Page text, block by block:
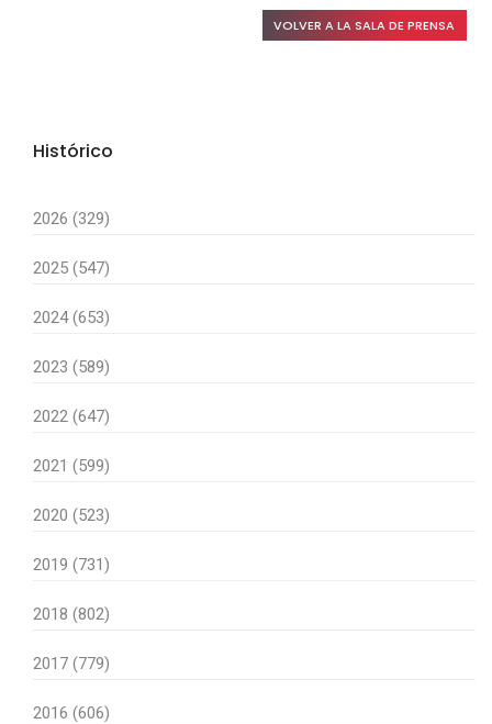
VOLVER A LA SALA DE PRENSA
Histórico
2026 (329)
2025 (547)
2024 (653)
2023 (589)
2022 (647)
2021 (599)
2020 (523)
2019 (731)
2018 (802)
2017 (779)
2016 (606)